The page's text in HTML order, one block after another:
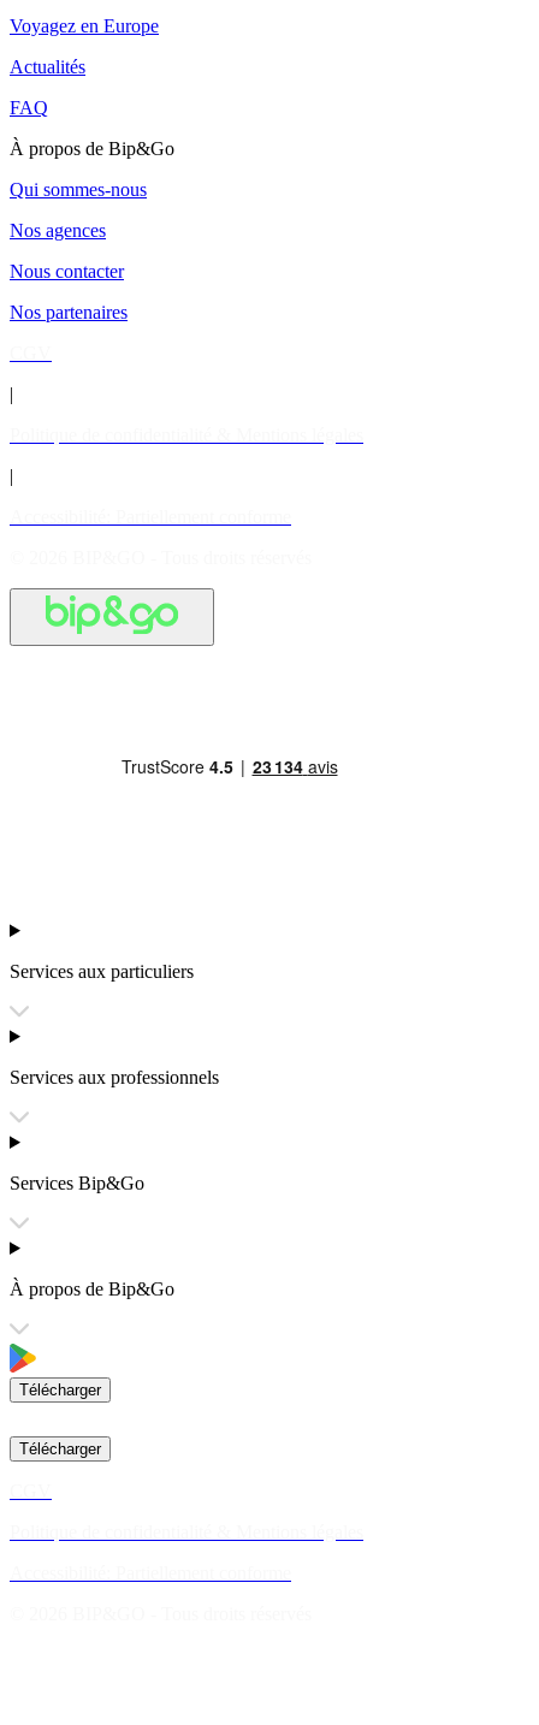
Voyagez en Europe
Actualités
FAQ
À propos de Bip&Go
Qui sommes-nous
Nos agences
Nous contacter
Nos partenaires
|
|
Services aux particuliers
Services aux professionnels
Services Bip&Go
À propos de Bip&Go
Télécharger
Télécharger